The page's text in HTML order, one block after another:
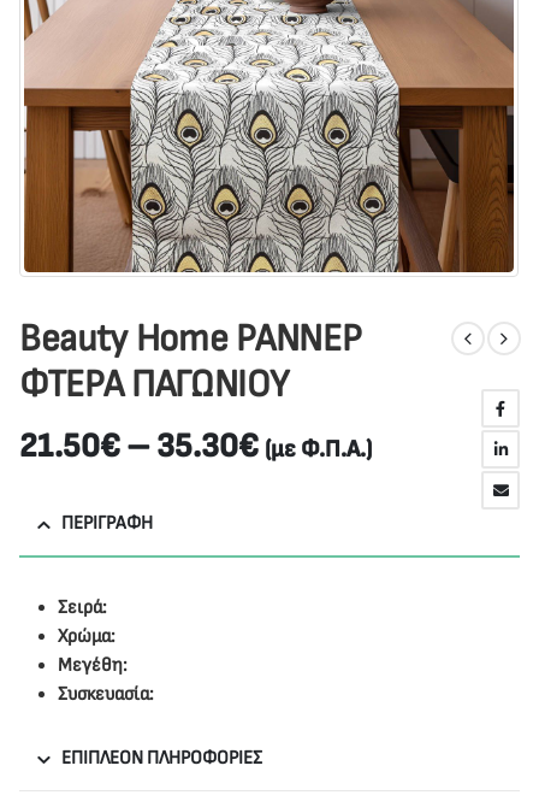
Beauty Home ΡΑΝΝΕΡ
ΦΤΕΡΑ ΠΑΓΩΝΙΟΥ
21.50€–35.30€ (με Φ.Π.Α.)
ΠΕΡΙΓΡΑΦΉ
Σειρά:
Χρώμα:
Μεγέθη:
Συσκευασία:
ΕΠΙΠΛΈΟΝ ΠΛΗΡΟΦΟΡΊΕΣ